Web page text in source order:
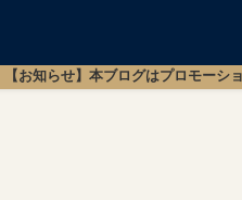
【お知らせ】本ブログはプロモーシ